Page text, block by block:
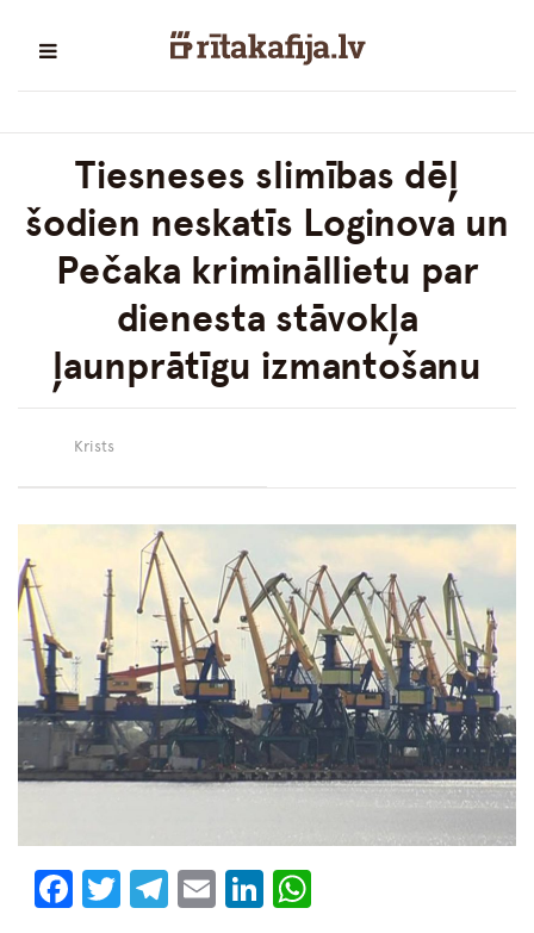
Tiesneses slimības dēļ
šodien neskatīs Loginova un
Pečaka krimināllietu par
dienesta stāvokļa
ļaunprātīgu izmantošanu
Krists
Facebook
Twitter
Telegram
EmailLinkedIn